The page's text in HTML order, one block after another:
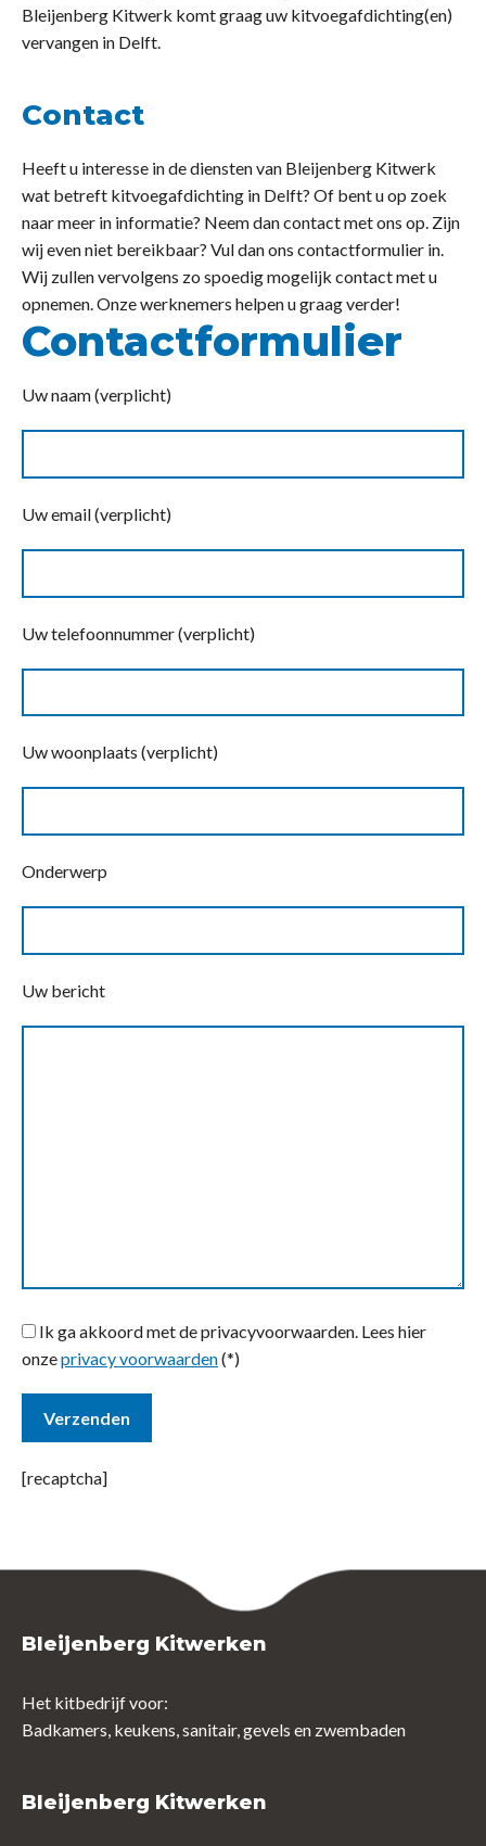
Bleijenberg Kitwerk komt graag uw kitvoegafdichting(en)
vervangen in Delft.
Contact
Heeft u interesse in de diensten van Bleijenberg Kitwerk
wat betreft kitvoegafdichting in Delft? Of bent u op zoek
naar meer in informatie? Neem dan contact met ons op. Zijn
wij even niet bereikbaar? Vul dan ons contactformulier in.
Wij zullen vervolgens zo spoedig mogelijk contact met u
opnemen. Onze werknemers helpen u graag verder!
Contactformulier
Uw naam (verplicht)
Uw email (verplicht)
Uw telefoonnummer (verplicht)
Uw woonplaats (verplicht)
Onderwerp
Uw bericht
Ik ga akkoord met de privacyvoorwaarden. Lees hier
onzeprivacy voorwaarden(*)
[recaptcha]
Bleijenberg Kitwerken
Het kitbedrijf voor:
Badkamers, keukens, sanitair, gevels en zwembaden
Bleijenberg Kitwerken